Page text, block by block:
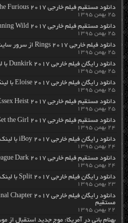
دانلود مستقیم فیلم خارجی The Fate of the Furious 2017 از سرور سایت
۲۵ بهمن ۱۳۹۵
دانلود مستقیم فیلم خارجی Running Wild 2017 از سرور سایت
۲۵ بهمن ۱۳۹۵
دانلود فیلم خارجی Rings 2017 از سرور سایت
۲۵ بهمن ۱۳۹۵
دانلود رایگان فیلم خارجی Dunkirk 2017 با لینک مستقیم
۲۵ بهمن ۱۳۹۵
دانلود رایگان فیلم خارجی Eloise 2017 با لینک مستقیم
۲۵ بهمن ۱۳۹۵
دانلود مستقیم فیلم خارجی Essex Heist 2017 از سرور سایت
۲۵ بهمن ۱۳۹۵
دانلود مستقیم فیلم خارجی Get the Girl 2017 از سرور سایت
۲۴ بهمن ۱۳۹۵
دانلود رایگان فیلم خارجی iBoy 2017 با لینک مستقیم
۲۴ بهمن ۱۳۹۵
دانلود مستقیم فیلم خارجی Justice League Dark 2017 از سرور سایت
۲۴ بهمن ۱۳۹۵
دانلود رایگان فیلم خارجی Split 2017 با لینک مستقیم
۲۳ بهمن ۱۳۹۵
مستقیم
۲۲ بهمن ۱۳۹۵
بهنام بانی در آمریکا: موج جدید استقبال